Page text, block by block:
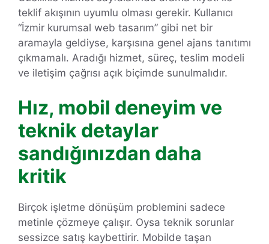
teklif akışının uyumlu olması gerekir. Kullanıcı
“İzmir kurumsal web tasarım” gibi net bir
aramayla geldiyse, karşısına genel ajans tanıtımı
çıkmamalı. Aradığı hizmet, süreç, teslim modeli
ve iletişim çağrısı açık biçimde sunulmalıdır.
Hız, mobil deneyim ve
teknik detaylar
sandığınızdan daha
kritik
Birçok işletme dönüşüm problemini sadece
metinle çözmeye çalışır. Oysa teknik sorunlar
sessizce satış kaybettirir. Mobilde taşan